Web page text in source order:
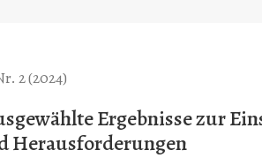
2 (2024)
Ergebnisse zur
Herausforderungen